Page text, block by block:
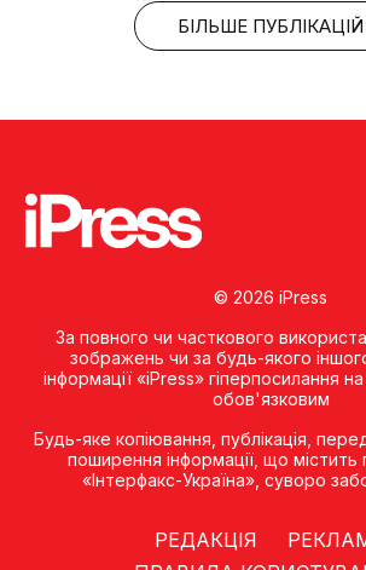
БІЛЬШЕ ПУБЛІКАЦІЙ
© 2026 iPress
За повного чи часткового
зображень чи за будь-якого
інформації «iPress» гіперпосилання
обов'язковим
Будь-яке копiювання, публiкацiя,
поширення iнформацiї, що мiстить
«Iнтерфакс-Україна», суворо
РЕДАКЦІЯ